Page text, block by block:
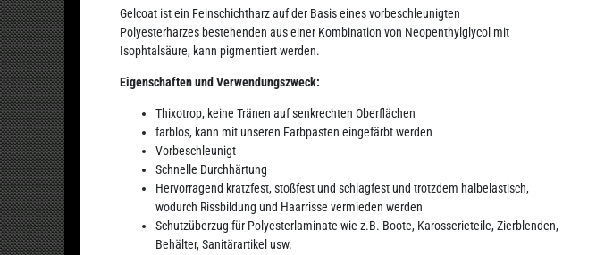
Gelcoat ist ein Feinschichtharz auf der Basis eines vorbeschleunigten
Polyesterharzes bestehenden aus einer Kombination von Neopenthylglycol mit
Isophtalsäure, kann pigmentiert werden.
Eigenschaften und Verwendungszweck:
Thixotrop, keine Tränen auf senkrechten Oberflächen
farblos, kann mit unseren Farbpasten eingefärbt werden
Vorbeschleunigt
Schnelle Durchhärtung
Hervorragend kratzfest, stoßfest und schlagfest und trotzdem halbelastisch,
wodurch Rissbildung und Haarrisse vermieden werden
Schutzüberzug für Polyesterlaminate wie z.B. Boote, Karosserieteile, Zierblenden,
Behälter, Sanitärartikel usw.